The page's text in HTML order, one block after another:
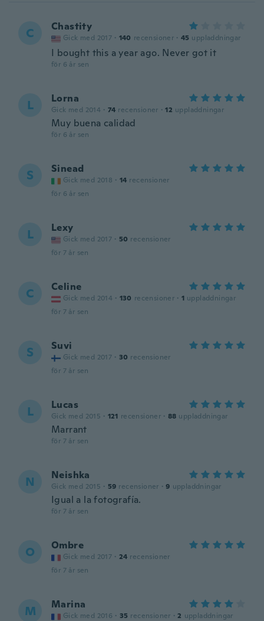
C Chastity
Gick med 2017 · 140 recensioner · 45 uppladdningar
I bought this a year ago. Never got it
för 6 år sen
L Lorna
Gick med 2014 · 74 recensioner · 12 uppladdningar
Muy buena calidad
för 6 år sen
S Sinead
Gick med 2018 · 14 recensioner
för 6 år sen
L Lexy
Gick med 2017 · 50 recensioner
för 7 år sen
C Celine
Gick med 2014 · 130 recensioner · 1 uppladdningar
för 7 år sen
S Suvi
Gick med 2017 · 30 recensioner
för 7 år sen
L Lucas
Gick med 2015 · 121 recensioner · 88 uppladdningar
Marrant
för 7 år sen
N Neishka
Gick med 2015 · 59 recensioner · 9 uppladdningar
Igual a la fotografía.
för 7 år sen
O Ombre
Gick med 2017 · 24 recensioner
för 7 år sen
M Marina
Gick med 2016 · 35 recensioner · 2 uppladdningar